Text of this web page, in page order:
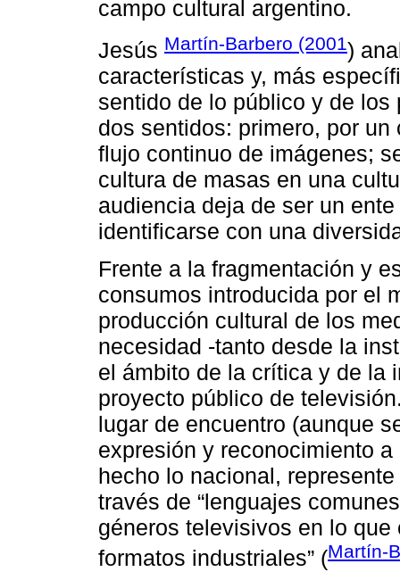
campo cultural argentino.
Jesús Martín-Barbero (2001)
características y, más
sentido de lo público y de
dos sentidos: primero, por
flujo continuo de imágenes;
cultura de masas en una
audiencia deja de ser un
identificarse con una
Frente a la fragmentación y
consumos introducida por el
producción cultural de los
necesidad -tanto desde la
el ámbito de la crítica y de la
proyecto público de
lugar de encuentro (aunque
expresión y reconocimiento
hecho lo nacional,
través de “lenguajes
géneros televisivos en lo
formatos industriales” (Martín-